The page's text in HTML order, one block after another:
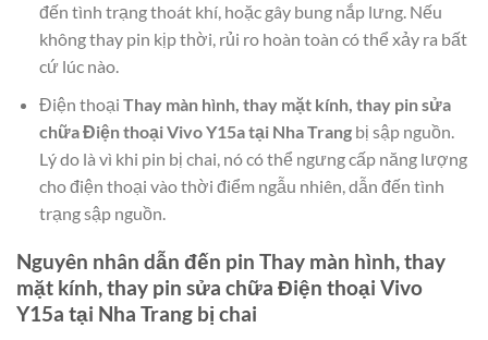
đến tình trạng thoát khí, hoặc gây bung nắp lưng. Nếu
không thay pin kịp thời, rủi ro hoàn toàn có thể xảy ra bất
cứ lúc nào.
Điện thoại Thay màn hình, thay mặt kính, thay pin sửa
chữa Điện thoại Vivo Y15a tại Nha Trangbị sập nguồn.
Lý do là vì khi pin bị chai, nó có thể ngưng cấp năng lượng
cho điện thoại vào thời điểm ngẫu nhiên, dẫn đến tình
trạng sập nguồn.
Nguyên nhân dẫn đến pin Thay màn hình, thay
mặt kính, thay pin sửa chữa Điện thoại Vivo
Y15a tại Nha Trang bị chai